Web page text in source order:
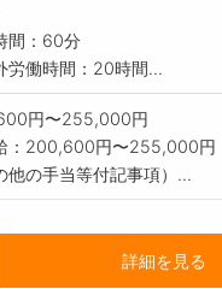
間：60分
労働時間：20時間...
円〜255,000円
：200,600円〜255,000円
他の手当等付記事項）...
詳細を見る